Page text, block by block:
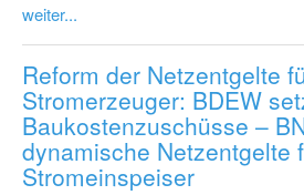
weiter...
Reform der Netzentgelte
Stromerzeuger: BDEW
Baukostenzuschüsse –
dynamische Netzentgelte
Stromeinspeiser